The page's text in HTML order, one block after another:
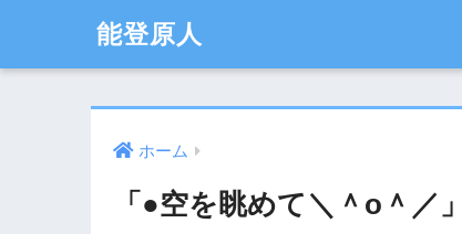
能登原人
ホーム
「●空を眺めて＼＾o＾／